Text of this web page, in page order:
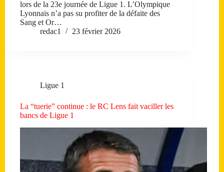
lors de la 23e journée de Ligue 1. L’Olympique
Lyonnais n’a pas su profiter de la défaite des
Sang et Or…
redac1
23 février 2026
Ligue 1
La “tuerie” continue : le RC Lens fait vaciller les
bancs de Ligue 1